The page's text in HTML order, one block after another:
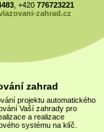
, +420 776723221
zahrad.cz
zahrad
projektu automatického
Vaší zahrady pro
a realizace
systému na klíč.
KONZULTACE
Zavolejte a rádi Vám se vším
poradíme!